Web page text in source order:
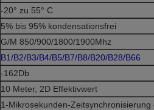
-20° zu 55° C
5% bis 95% kondensationsfrei
G/M 850/900/1800/1900Mhz
B1/B2/B3/B4/B5/B7/B8/B20/B28/B66
-162Db
10 Meter, 2D Effektivwert
1-Mikrosekunden-Zeitsynchronisierung